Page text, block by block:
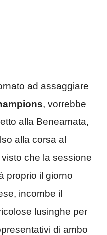
ad assaggiare
, vorrebbe
alla Beneamata,
alla corsa al
che la sessione
proprio il giorno
incombe il
lusinghe per
di ambo